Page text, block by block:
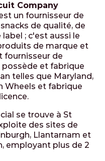
Company
un fournisseur de
de qualité, de
; c'est aussi le
de marque et
fournisseur de
possède et fabrique
telles que Maryland,
Wheels et fabrique
se trouve à St
des sites de
Llantarnam et
employant plus de 2